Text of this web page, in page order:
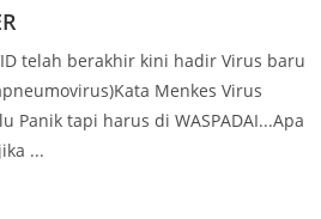
telah berakhir kini hadir Virus baru
Menkes Virus
Panik tapi harus di WASPADAI...Apa
...